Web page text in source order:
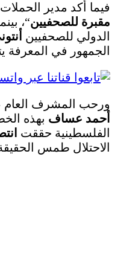
فيما أكد مدير
مقبرة للصحفيين“،
الدولي للصحفيين
الجمهور في المعرفة
ورحب المشرف العام
أحمد عساف بهذه
الفلسطينية حققت
الاحتلال طمس